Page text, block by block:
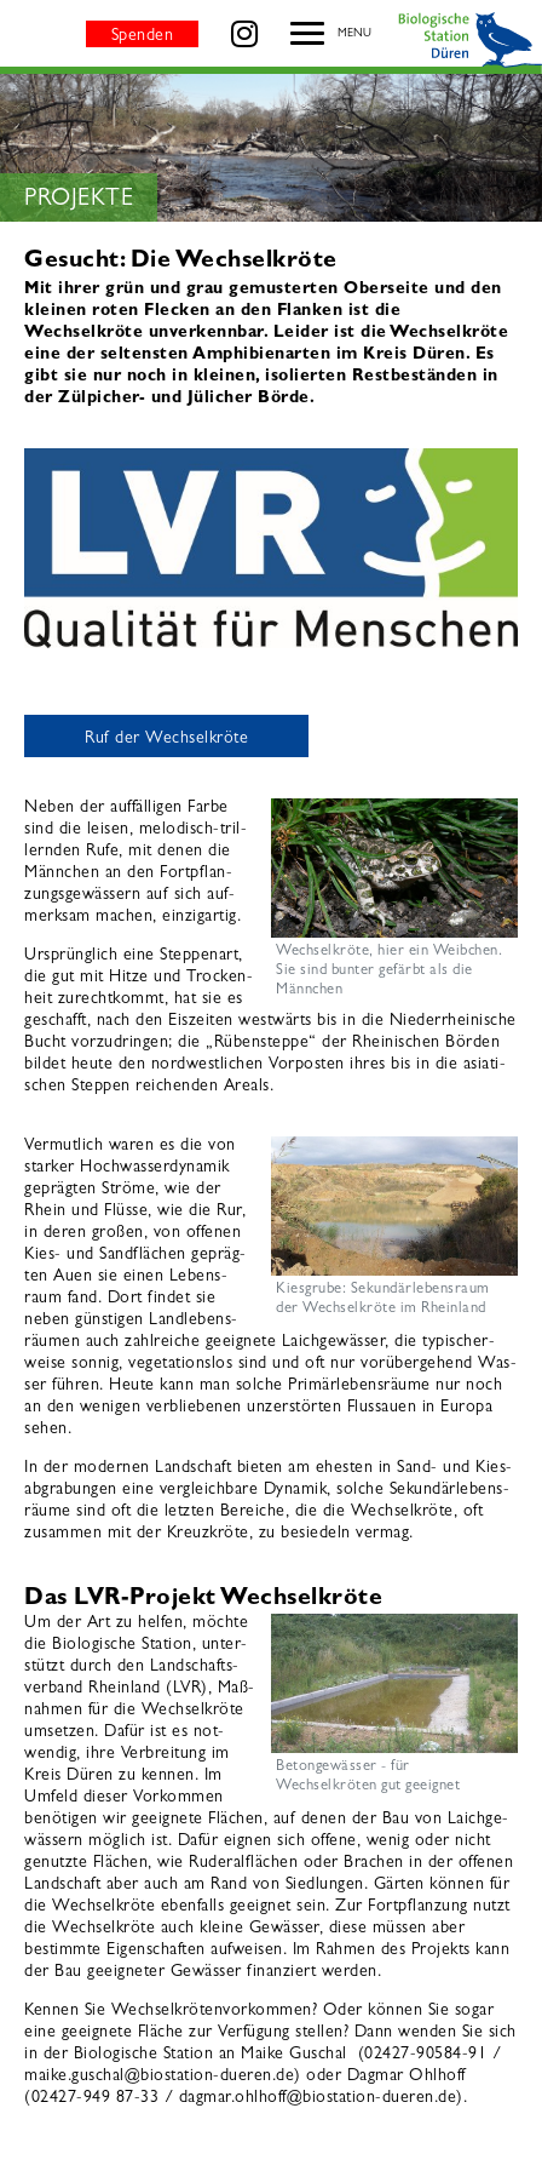
MENU
Spenden besuchen Sie uns
SEITENTITEL:
PROJEKTE
Gesucht: Die Wechselkröte
Mit ihrer grün und grau gemusterten Oberseite und den
kleinen roten Flecken an den Flanken ist die
Wechselkröte unverkennbar. Leider ist die Wechselkröte
eine der seltensten Amphibienarten im Kreis Düren. Es
gibt sie nur noch in kleinen, isolierten Restbeständen in
der Zülpicher- und Jülicher Börde.
Ruf der Wechselkröte
Wechselkröte, hier ein Weibchen.
Sie sind bunter gefärbt als die
Männchen
Neben der auf­fäl­li­gen Farbe
sind die lei­sen, melo­disch-tril­
lern­den Rufe, mit denen die
Männ­chen an den Fort­pflan­
zungs­ge­wäs­sern auf sich auf­
merk­sam machen, ein­zig­ar­tig.
Ursprüng­lich eine Step­pen­art,
die gut mit Hitze und Tro­cken­
heit zurecht­kommt, hat sie es
geschafft, nach den Eis­zei­ten west­wärts bis in die Nie­der­rhei­ni­sche
Bucht vor­zu­drin­gen; die „Rü­ben­steppe“ der Rhei­ni­schen Bör­den
bil­det heute den nord­west­li­chen Vor­pos­ten ihres bis in die asia­ti­
schen Step­pen rei­chen­den Are­als.
Kiesgrube: Sekundärlebensraum
der Wechselkröte im Rheinland
Ver­mut­lich waren es die von
star­ker Hoch­was­serdy­na­mik
gepräg­ten Ströme, wie der
Rhein und Flüsse, wie die Rur,
in deren gro­ßen, von offe­nen
Kies- und Sand­flä­chen gepräg­
ten Auen sie einen Lebens­
raum fand. Dort fin­det sie
neben güns­ti­gen Land­le­bens­
räu­men auch zahl­rei­che geeig­nete Laich­ge­wäs­ser, die typi­scher­
weise son­nig, vege­ta­ti­ons­los sind und oft nur vor­über­ge­hend Was­
ser füh­ren. Heute kann man sol­che Pri­mä­r­le­bens­räume nur noch
an den weni­gen ver­blie­be­nen unzer­stör­ten Flus­sauen in Eur­opa
sehen.
In der moder­nen Land­schaft bie­ten am ehes­ten in Sand- und Kie­s­
ab­gra­bun­gen eine ver­gleich­bare Dyna­mik, sol­che Sekun­dä­r­le­bens­
räume sind oft die letz­ten Berei­che, die die Wech­sel­kröte, oft
zusam­men mit der Kreuz­kröte, zu besie­deln ver­mag.
Das LVR-Projekt Wechselkröte
Betongewässer - für
Wechselkröten gut geeignet
Um der Art zu hel­fen, möchte
die Bio­lo­gi­sche Sta­tion, unter­
stützt durch den Land­schafts­
ver­band Rhein­land (LVR), Maß­
nah­men für die Wech­sel­kröte
umset­zen. Dafür ist es not­
wen­dig, ihre Ver­brei­tung im
Kreis Düren zu ken­nen. Im
Umfeld die­ser Vor­kom­men
benö­ti­gen wir geeig­nete Flä­chen, auf denen der Bau von Laich­ge­
wäs­sern mög­lich ist. Dafür eig­nen sich offene, wenig oder nicht
genutzte Flä­chen, wie Rudera­l­flä­chen oder Bra­chen in der offe­nen
Land­schaft aber auch am Rand von Sied­lun­gen. Gär­ten kön­nen für
die Wech­sel­kröte eben­falls geeig­net sein. Zur Fort­pflan­zung nutzt
die Wech­sel­kröte auch kleine Gewäs­ser, diese müs­sen aber
bestimmte Eigen­schaf­ten auf­wei­sen. Im Rah­men des Pro­jekts kann
der Bau geeig­ne­ter Gewäs­ser finan­ziert wer­den.
Ken­nen Sie Wech­sel­krö­ten­vor­kom­men? Oder kön­nen Sie sogar
eine geeig­nete Flä­che zur Ver­fü­gung stel­len? Dann wen­den Sie sich
in der Bio­lo­gi­sche Sta­tion an Maike Guschal (02427-90584-91 /
maike.guscha­l@­bio­sta­tion-due­ren.de) oder Dag­mar Ohl­hoff
(02427-949 87-33 / dag­mar.ohl­hoff@­bio­sta­tion-due­ren.de).